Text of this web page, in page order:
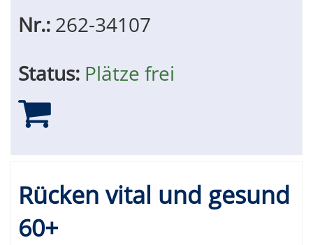
Nr.: 262-34107
Status: Plätze frei
Rücken vital und gesund
60+